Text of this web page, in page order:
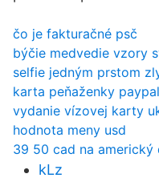
čo je fakturačné psč
býčie medvedie vzory
selfie jedným prstom
karta peňaženky paypal
vydanie vízovej karty
hodnota meny usd
39 50 cad na americký
kLz